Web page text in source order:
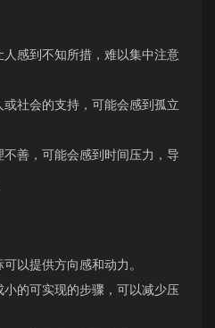
感到不知所措，难以集中注意
社会的支持，可能会感到孤立
善，可能会感到时间压力，导
以提供方向感和动力。
的可实现的步骤，可以减少压